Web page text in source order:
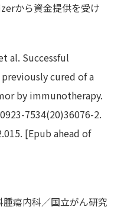
から資金提供を受け
al. Successful
cured of a
by immunotherapy.
7534(20)36076-2.
[Epub ahead of
瘍内科／国立がん研究